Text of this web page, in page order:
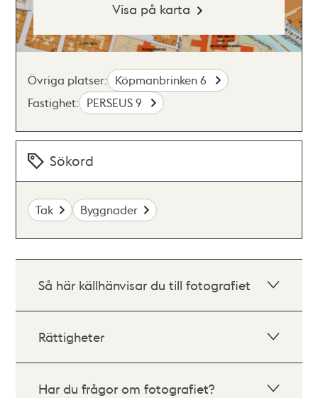
Visa på karta
Övriga platser: Köpmanbrinken 6
Fastighet: PERSEUS 9
Sökord
Tak Byggnader
Så här källhänvisar du till fotografiet
Rättigheter
Har du frågor om fotografiet?